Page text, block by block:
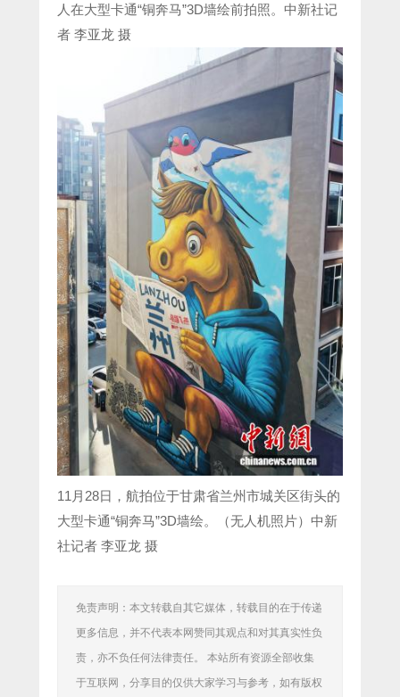
人在大型卡通“铜奔马”3D墙绘前拍照。中新社记
者 李亚龙 摄
11月28日，航拍位于甘肃省兰州市城关区街头的
大型卡通“铜奔马”3D墙绘。（无人机照片）中新
社记者 李亚龙 摄
免责声明：本文转载自其它媒体，转载目的在于传递
更多信息，并不代表本网赞同其观点和对其真实性负
责，亦不负任何法律责任。 本站所有资源全部收集
于互联网，分享目的仅供大家学习与参考，如有版权